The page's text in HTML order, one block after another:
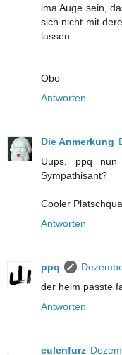
ima Auge sein,
sich nicht mit
lassen.
Obo
Antworten
Die Anmerkung
Uups, ppq nun
Sympathisant?
Cooler
Antworten
ppq
der helm passte
Antworten
eulenfurz